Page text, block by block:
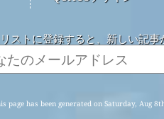
ストに登録すると、新しい記事
page has been generated on Saturday, Aug